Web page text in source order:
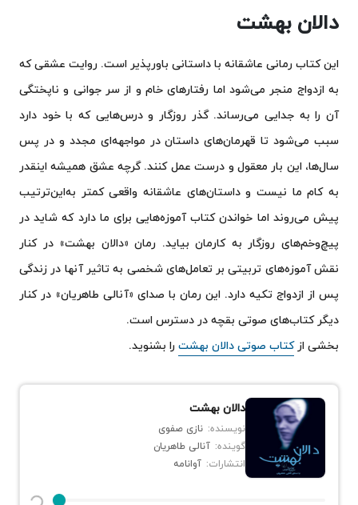
دالان بهشت
این کتاب رمانی عاشقانه با داستانی باورپذیر است. روایت عشقی که
به ازدواج منجر می‌شود اما رفتارهای خام و از سر جوانی و ناپختگی
آن را به جدایی می‌رساند. گذر روزگار و درس‌هایی که با خود دارد
سبب می‌شود تا قهرمان‌های داستان در مواجهه‌ای مجدد و در پس
سال‌ها، این بار معقول و درست عمل کنند. گرچه عشق همیشه اینقدر
به کام ما نیست و داستان‌های عاشقانه واقعی کمتر به‌این‌ترتیب
پیش می‌روند اما خواندن کتاب آموزه‌هایی برای ما دارد که شاید در
پیچ‌وخم‌های روزگار به کارمان بیاید. رمان «دالان بهشت» در کنار
نقش آموزه‌های تربیتی بر تعامل‌های شخصی به تاثیر آنها در زندگی
پس از ازدواج تکیه دارد. این رمان با صدای «آنالی طاهریان» در کنار
دیگر کتاب‌های صوتی بقچه در دسترس است.
بخشی ازکتاب صوتی دالان بهشت را بشنوید.
دالان بهشت
نویسنده: نازی صفوی
گوینده: آنالی طاهریان
انتشارات: آوانامه